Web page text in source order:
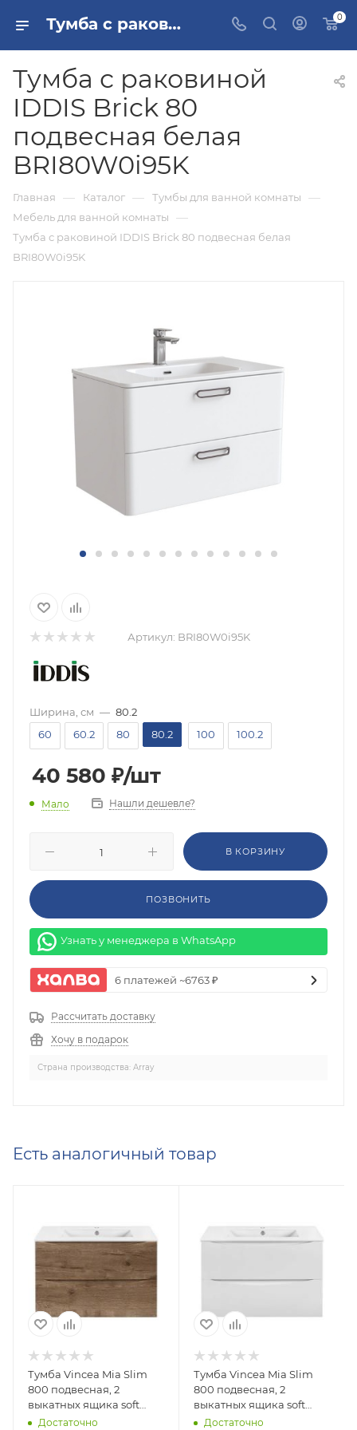
Тумба с раковиной IDDIS Brick 80 подвесная белая BRI80W0i95K купить в Москве 0
Тумба с раковиной
IDDIS Brick 80
подвесная белая
BRI80W0i95K
Главная — Каталог — Тумбы для ванной комнаты —
Мебель для ванной комнаты —
Тумба с раковиной IDDIS Brick 80 подвесная белая
BRI80W0i95K
Артикул: BRI80W0i95K
Ширина, см — 80.2
60
60.2 80 80.2 100 100.2
40 580 ₽/шт
Мало Нашли дешевле?
В КОРЗИНУ
ПОЗВОНИТЬ
Узнать у менеджера в WhatsApp
6 платежей ~6763 ₽
Рассчитать доставку
Хочу в подарок
Страна производства: Array
Есть аналогичный товар
Тумба Vincea Mia Slim
800 подвесная, 2
выкатных ящика soft
close, V.Oak с
Достаточно
Тумба Vincea Mia Slim
800 подвесная, 2
выкатных ящика soft
close, G.White с
Достаточно